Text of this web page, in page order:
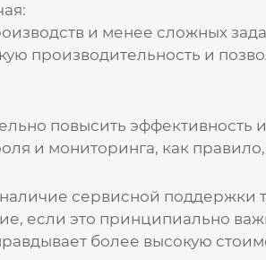
и менее сложных
производительность и
повысить эффективность
и мониторинга, как
сервисной поддержки
если это принципиально
более высокую